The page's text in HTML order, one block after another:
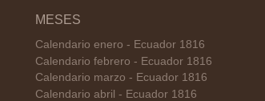
MESES
Calendario enero - Ecuador 1816
Calendario febrero - Ecuador 1816
Calendario marzo - Ecuador 1816
Calendario abril - Ecuador 1816